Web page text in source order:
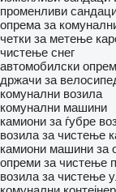
променливи
опрема за
четки за метење
чистење снег
автомобилски
држачи за
комунални возила
комунални машини
камиони за ѓубре
возила за чистење
камиони машини за
опреми за чистење
возила за чистење